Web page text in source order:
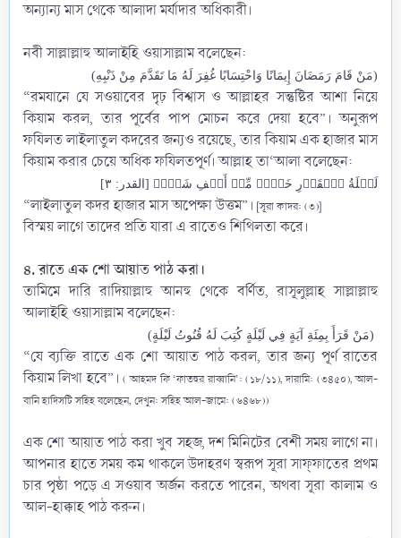
অন্যান্য মাস থেকে আলাদা মর্যাদার অধিকারী।
নবী সাল্লাল্লাহু আলাইহি ওয়াসাল্লাম‎ বলেছেন:​
(مَنْ قَامَ رَمَضَانَ إِيمَانًا وَاحْتِسَابًا غُفِرَ لَهُ مَا تَقَدَّمَ مِنْ ذَنْبِهِ)
“রমযানে যে সওয়াবের দৃঢ় বিশ্বাস ও আল্লাহর সন্তুষ্টির আশা নিয়ে
কিয়াম করল, তার পূর্বের পাপ মোচন করে দেয়া হবে”। অনুরূপ
ফযিলত লাইলাতুল কদরের জন্যও রয়েছে, তার কিয়াম এক হাজার মাস
কিয়াম করার চেয়ে অধিক ফযিলতপূর্ণ। আল্লাহ তা‘আলা বলেছেন:​
لَيۡلَةُ ٱلۡقَدۡرِ خَيۡرٞ مِّنۡ أَلۡفِ شَهۡرٖ [القدر: ٣]
“লাইলাতুল কদর হাজার মাস অপেক্ষা উত্তম”। [সূরা কাদর: (৩)]
বিস্ময় লাগে তাদের প্রতি যারা এ রাতেও শিথিলতা করে।
৪. রাতে এক শো আয়াত পাঠ করা।
তামিমে দারি ‎রাদিয়াল্লাহু আনহু থেকে বর্ণিত, রাসূলুল্লাহ সাল্লাল্লাহু
আলাইহি ওয়াসাল্লাম‎ বলেছেন:​
“যে ব্যক্তি রাতে এক শো আয়াত পাঠ করল, তার জন্য পূর্ণ রাতের
কিয়াম লিখা হবে”।( আহমদ ফি ‘ফাতহুর রাব্বানি’: (১৮/১১), দারামি: (৩৪৫০), আল-
বানি হাদিসটি সহিহ বলেছেন, দেখুন: সহিহ আল-জামে: (৬৪৬৮))
এক শো আয়াত পাঠ করা খুব সহজ, দশ মিনিটের বেশী সময় লাগে না।
আপনার হাতে সময় কম থাকলে উদাহরণ স্বরূপ সূরা সাফ্‌ফাতের প্রথম
চার পৃষ্ঠা পড়ে এ সওয়াব অর্জন করতে পারেন, অথবা সূরা কালাম ও
আল-হাক্কাহ পাঠ করুন।